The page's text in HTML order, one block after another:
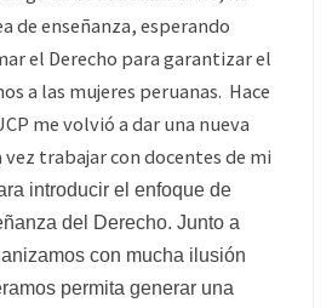
de enseñanza, esperando
el Derecho para garantizar el
a las mujeres peruanas. Hace
me volvió a dar una nueva
trabajar con docentes de mi
introducir el enfoque de
del Derecho. Junto a
con mucha ilusión
permita generar una